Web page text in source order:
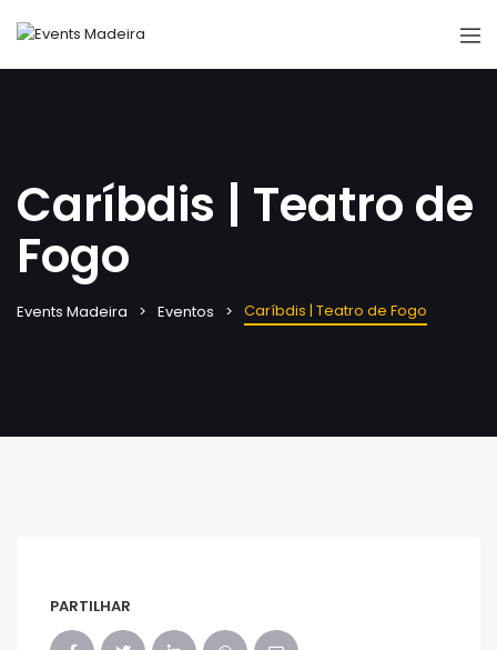
Caríbdis | Teatro de
Fogo
Events Madeira Eventos Caríbdis | Teatro de Fogo
PARTILHAR